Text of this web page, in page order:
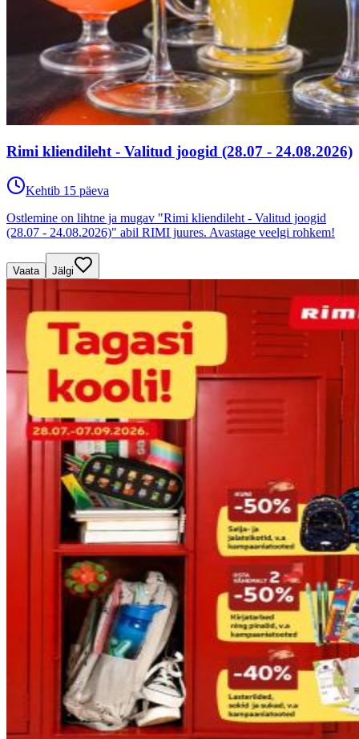
Rimi kliendileht - Valitud joogid (28.07 - 24.08.2026)
Kehtib 15 päeva
Ostlemine on lihtne ja mugav "Rimi kliendileht - Valitud joogid
(28.07 - 24.08.2026)" abil RIMI juures. Avastage veelgi rohkem!
Vaata Jälgi